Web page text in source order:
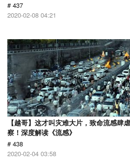
# 437
2020-02-08 04:21
【越哥】这才叫灾难大片，致命流感肆
察！深度解读《流感》
# 438
2020-02-04 03:58